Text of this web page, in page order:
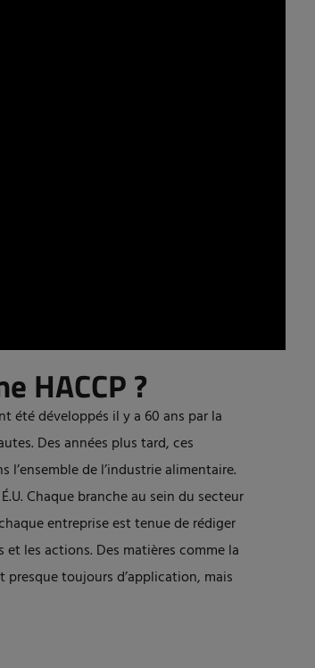
HACCP ?
été développés il y a 60 ans par la
Des années plus tard, ces
de l’industrie alimentaire.
Chaque branche au sein du secteur
entreprise est tenue de rédiger
les actions. Des matières comme la
presque toujours d’application, mais